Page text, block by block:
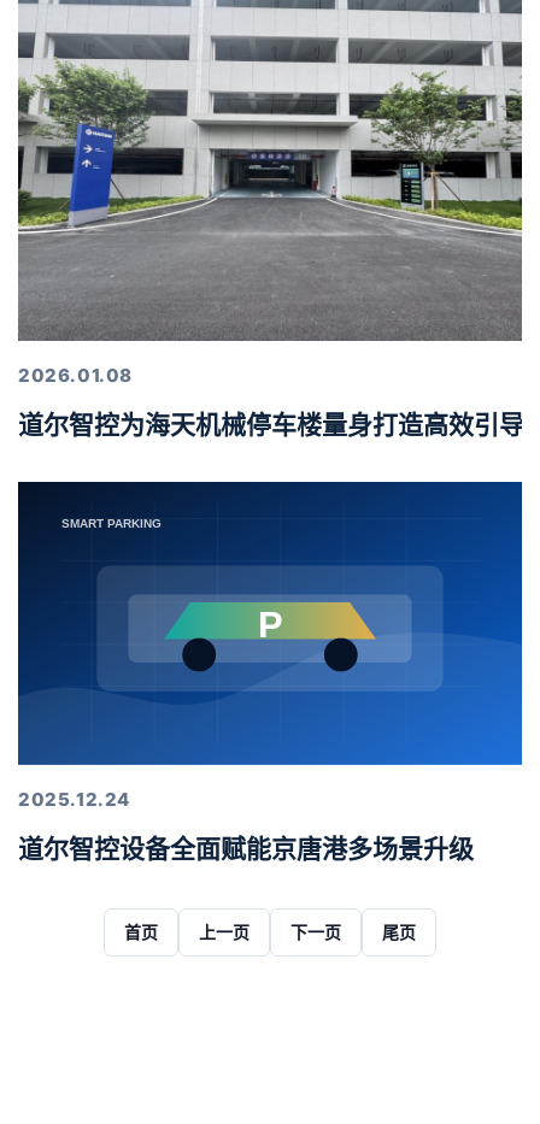
2026.01.08
道尔智控为海天机械停车楼量身打造高效引导
2025.12.24
道尔智控设备全面赋能京唐港多场景升级
首页 上一页 下一页 尾页